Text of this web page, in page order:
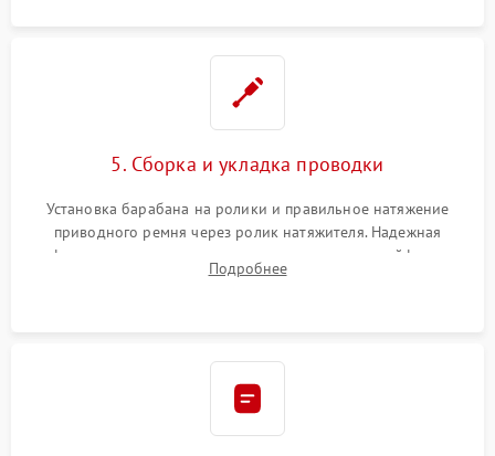
5. Сборка и укладка проводки
Установка барабана на ролики и правильное натяжение
приводного ремня через ролик натяжителя. Надежная
фиксация всех узлов, подключение клемм и шлейфов к
модулю управления. Монтаж корпусных панелей, люка и
Подробнее